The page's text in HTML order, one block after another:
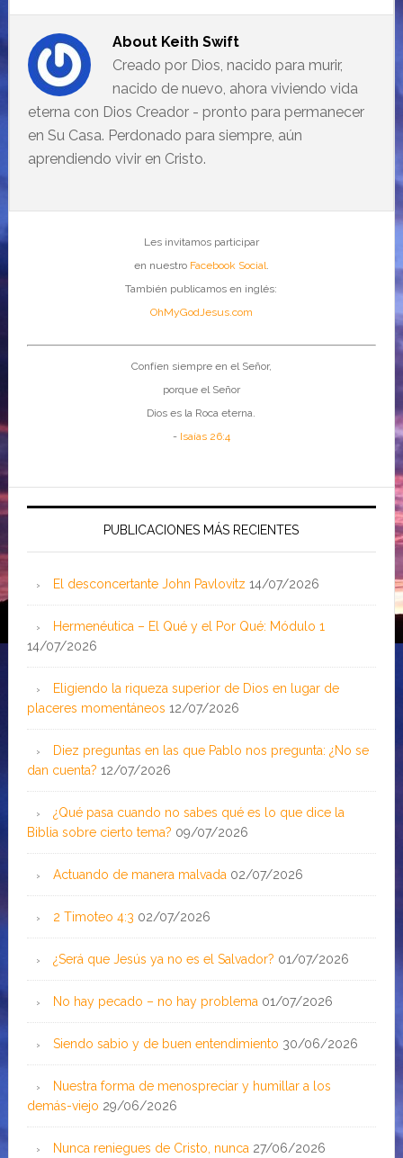
About Keith Swift
Creado por Dios, nacido para murir,
nacido de nuevo, ahora viviendo vida
eterna con Dios Creador - pronto para permanecer
en Su Casa. Perdonado para siempre, aún
aprendiendo vivir en Cristo.
Les invitamos participar
en nuestro Facebook Social.
También publicamos en inglés:
OhMyGodJesus.com
Confíen siempre en el Señor,
porque el Señor
Dios es la Roca eterna.
- Isaías 26:4
PUBLICACIONES MÁS RECIENTES
El desconcertante John Pavlovitz 14/07/2026
Hermenéutica – El Qué y el Por Qué: Módulo 1
14/07/2026
Eligiendo la riqueza superior de Dios en lugar de
placeres momentáneos 12/07/2026
Diez preguntas en las que Pablo nos pregunta: ¿No se
dan cuenta? 12/07/2026
¿Qué pasa cuando no sabes qué es lo que dice la
Biblia sobre cierto tema? 09/07/2026
Actuando de manera malvada 02/07/2026
2 Timoteo 4:3 02/07/2026
¿Será que Jesús ya no es el Salvador? 01/07/2026
No hay pecado – no hay problema 01/07/2026
Siendo sabio y de buen entendimiento 30/06/2026
Nuestra forma de menospreciar y humillar a los
demás-viejo 29/06/2026
Nunca reniegues de Cristo, nunca 27/06/2026